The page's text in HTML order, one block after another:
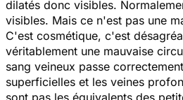
dilatés donc visibles.
visibles. Mais ce n'est pas une
C'est cosmétique, c'est
véritablement une mauvaise
sang veineux passe
superficielles et les veines
sont pas les équivalents des